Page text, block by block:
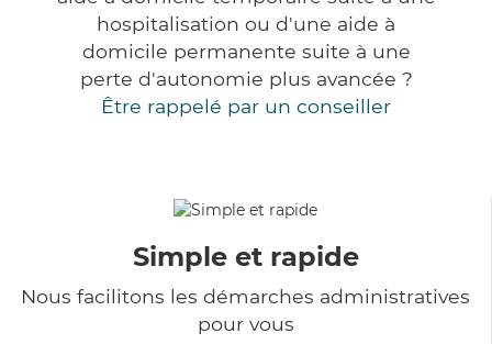
hospitalisation ou d'une aide à
domicile permanente suite à une
perte d'autonomie plus avancée ?
Être rappelé par un conseiller
Simple et rapide
Nous facilitons les démarches administratives
pour vous